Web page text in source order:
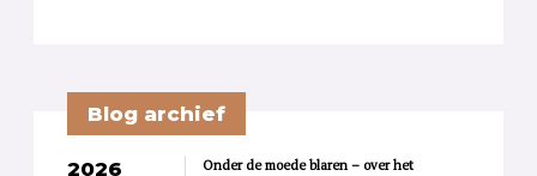
Blog archief
2026
Onder de moede blaren – over het